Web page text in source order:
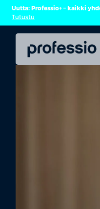
Uutta: Professio+ – kaikki
Tutustu